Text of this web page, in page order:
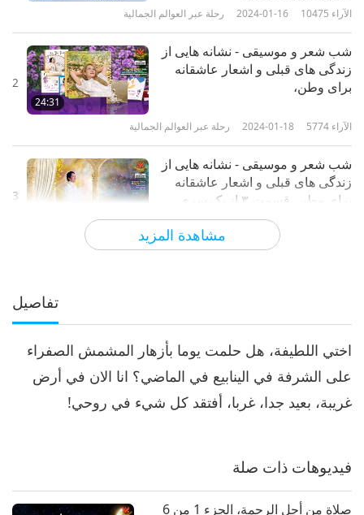
مشاهدة المزيد
رحلة عبر العوالم الجمالية 2024-01-16 10475 الآراء
2
24:31
شب شعر و موسیقی - نشانه هایی از
زندگی های قبلی و اشعار عاشقانه
برای وطن،
رحلة عبر العوالم الجمالية 2024-01-18 5774 الآراء
3
شب شعر و موسیقی - نشانه هایی از
زندگی های قبلی و اشعار عاشقانه
برای وطن، قسمت ۳ از یک سری
مجموعه چند قسمتی
رحلة عبر العوالم الجمالية 2024-01-20
4
20:02
رحلة عبر العوالم الجمالية 2024-01-23 5681 الآراء
أمسية شعرية وموسيقية – آثار
حيوات سابقة وأغاني حب للوطن،
2024-01-25 5356 الآراء
أمسية شعرية وموسيقية – آثار
تفاصيل
اختي اللطيفة، هل حلمت يوما بأزهار المشمش الصفراء
على الشرفة في الينابيع في الماضي؟ انا الان في أرض
غريبة، بعيد جدا، غربا، أفتقد كل شيء في روحي!
فيديوهات ذات صلة
صلاة من أجل الرحمة، الجزء 1 من 6